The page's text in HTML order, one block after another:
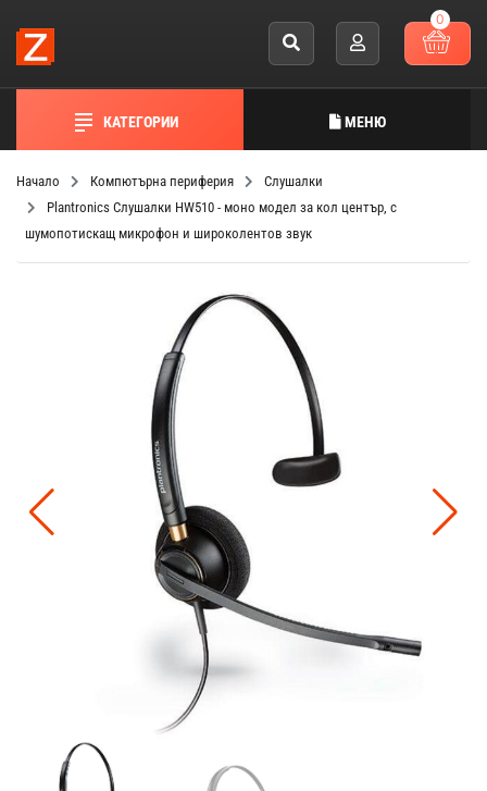
0
КАТЕГОРИИ МЕНЮ
Начало Компютърна периферия
Слушалки
Plantronics Слушалки HW510 - моно модел за кол център, с
шумопотискащ микрофон и широколентов звук